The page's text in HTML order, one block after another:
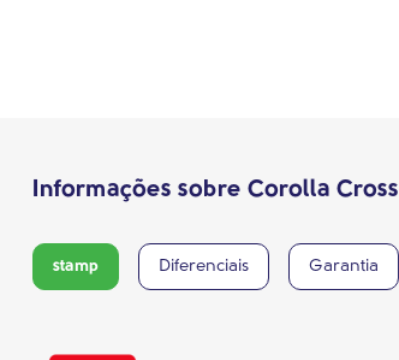
Informações sobre Corolla Cross
stamp Diferenciais Garantia